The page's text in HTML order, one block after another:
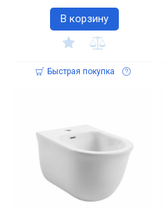
В корзину
Быстрая покупка